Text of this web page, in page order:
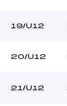
19/U12
20/U12
21/U12